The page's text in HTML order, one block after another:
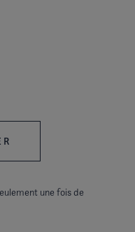
une fois de